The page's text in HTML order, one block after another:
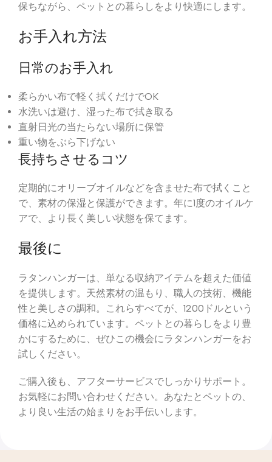
保ちながら、ペットとの暮らしをより快適にします。
お手入れ方法
日常のお手入れ
柔らかい布で軽く拭くだけでOK
水洗いは避け、湿った布で拭き取る
直射日光の当たらない場所に保管
重い物をぶら下げない
長持ちさせるコツ
定期的にオリーブオイルなどを含ませた布で拭くこと
で、素材の保湿と保護ができます。年に1度のオイルケ
アで、より長く美しい状態を保てます。
最後に
ラタンハンガーは、単なる収納アイテムを超えた価値
を提供します。天然素材の温もり、職人の技術、機能
性と美しさの調和。これらすべてが、1200ドルという
価格に込められています。ペットとの暮らしをより豊
かにするために、ぜひこの機会にラタンハンガーをお
試しください。
ご購入後も、アフターサービスでしっかりサポート。
お気軽にお問い合わせください。あなたとペットの、
より良い生活の始まりをお手伝いします。